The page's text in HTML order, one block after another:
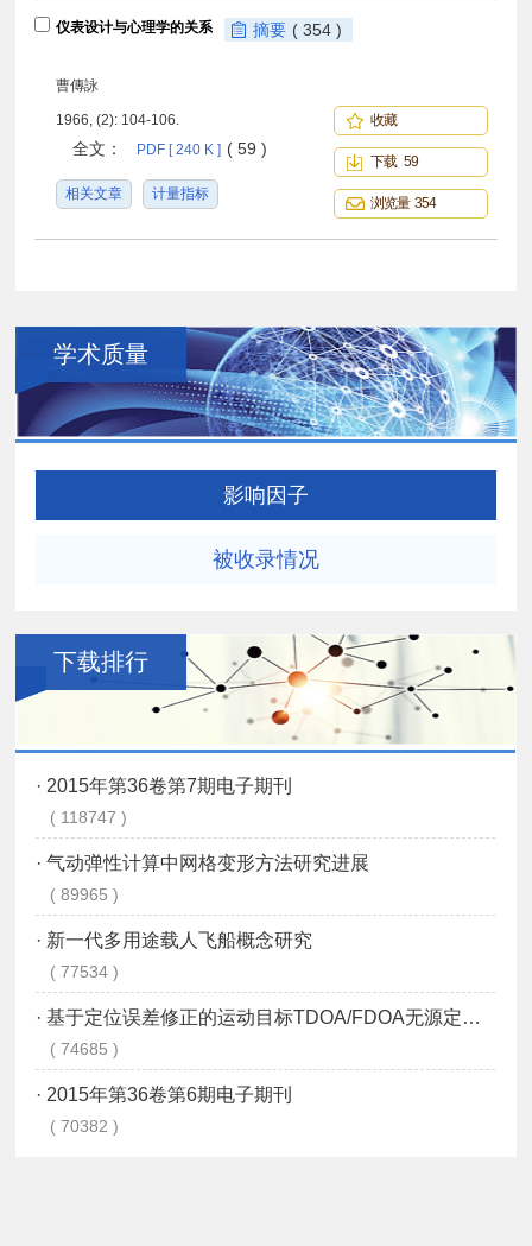
仪表设计与心理学的关系 摘要 ( 354 )
曹傳詠
1966, (2): 104-106.
全文： PDF [ 240 K ] ( 59 )
相关文章 计量指标
收藏
下载 59
浏览量 354
学术质量
影响因子
被收录情况
下载排行